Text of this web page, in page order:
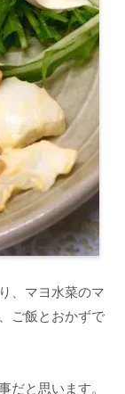
、マヨ水菜のマ
ご飯とおかずで
だと思います。